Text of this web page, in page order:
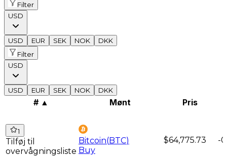
Filter
USD
USD EUR SEK NOK
DKK
Filter
USD
USD EUR SEK NOK DKK
# ▲ Mønt Pris
1
Tilføj til
overvågningsliste
Bitcoin(BTC)
Buy
$64,775.73 -